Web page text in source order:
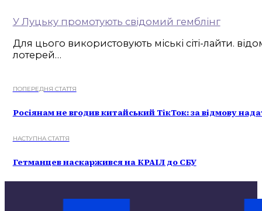
У Луцьку промотують свідомий гемблінг
Для цього використовують міські сіті-лайти.
лотерей…
ПОПЕРЕДНЯ СТАТТЯ
Росіянам не вгодив китайський ТікТок: за відмову
НАСТУПНА СТАТТЯ
Гетманцев наскаржився на КРАІЛ до СБУ